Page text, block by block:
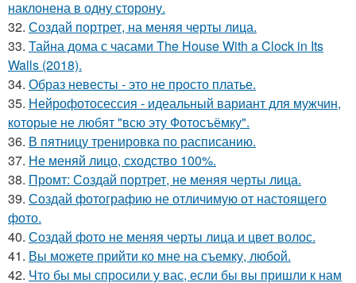
наклонена в одну сторону.
32. Создай портрет, на меняя черты лица.
33. Тайна дома с часами The House With a Clock in Its
Walls (2018).
34. Образ невесты - это не просто платье.
35. Нейрофотосессия - идеальный вариант для мужчин,
которые не любят "всю эту Фотосъёмку".
36. В пятницу тренировка по расписанию.
37. Не меняй лицо, сходство 100%.
38. Промт: Создай портрет, не меняя черты лица.
39. Создай фотографию не отличимую от настоящего
фото.
40. Создай фото не меняя черты лица и цвет волос.
41. Вы можете прийти ко мне на съемку, любой.
42. Что бы мы спросили у вас, если бы вы пришли к нам